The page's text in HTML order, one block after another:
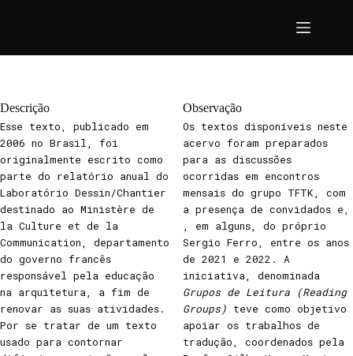
Descrição
Esse texto, publicado em
2006 no Brasil, foi
originalmente escrito como
parte do relatório anual do
Laboratório Dessin/Chantier
destinado ao Ministère de
la Culture et de la
Communication, departamento
do governo francês
responsável pela educação
na arquitetura, a fim de
renovar as suas atividades.
Por se tratar de um texto
usado para contornar
Observação
Os textos disponíveis neste
acervo foram preparados
para as discussões
ocorridas em encontros
mensais do grupo TFTK, com
a presença de convidados e,
, em alguns, do próprio
Sergio Ferro, entre os anos
de 2021 e 2022. A
iniciativa, denominada
Grupos de Leitura (Reading
Groups) teve como objetivo
apoiar os trabalhos de
tradução, coordenados pela